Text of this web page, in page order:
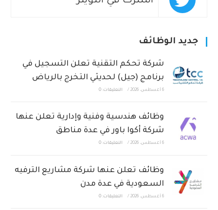
جديد الوظائف
شركة تحكم التقنية تعلن التسجيل في
برنامج (جيل) لحديثي التخرج بالرياض
6 أغسطس، 2026 / التعليقات: 0
وظائف هندسية وفنية وإدارية تعلن عنها
شركة أكوا باور في عدة مناطق
6 أغسطس، 2026 / التعليقات: 0
وظائف تعلن عنها شركة مشاريع الترفيه
السعودية في عدة مدن
6 أغسطس، 2026 / التعليقات: 0